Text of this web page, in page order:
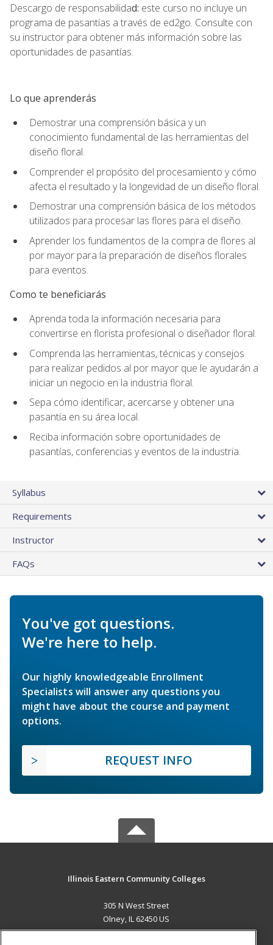
Descargo de responsabilidad: este curso no incluye un
programa de pasantías a través de ed2go. Consulte con
su instructor para obtener más información sobre las
oportunidades de pasantías.
Lo que aprenderás
Demostrar una comprensión básica y un
conocimiento fundamental de las herramientas del
diseño floral.
Comprender el propósito del procesamiento y cómo
afecta el resultado y la longevidad de un diseño floral.
Demostrar una comprensión básica de los métodos
utilizados para procesar las flores para el diseño.
Aprender los fundamentos de la compra de flores al
por mayor para la preparación de diseños florales
para eventos.
Como te beneficiarás
Aprenda toda la información necesaria para
convertirse en florista profesional o diseñador floral.
Comprenda las herramientas, técnicas y consejos
para realizar pedidos al por mayor que le ayudarán a
iniciar un negocio en la industria floral.
Sepa cómo identificar, acercarse y obtener una
pasantía en su área local.
Reciba información sobre oportunidades de
pasantías, conferencias y eventos de la industria.
Syllabus
Requirements
Instructor
FAQs
You've got questions.
We're here to help.
Our highly knowledgeable Enrollment
Specialists will answer any questions you
might have about the course and payment
options.
REQUEST INFO
Illinois Eastern Community Colleges
305 N West Street
Olney, IL 62450 US